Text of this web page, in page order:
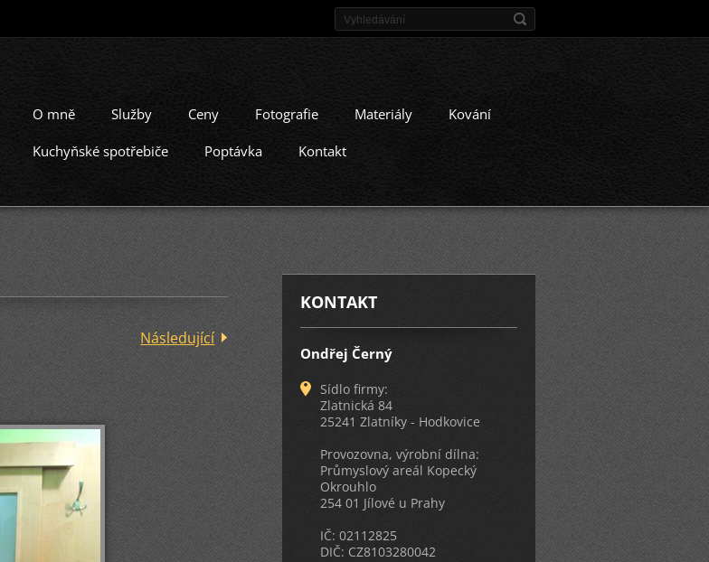
O mně Služby Ceny Fotografie Materiály Kování
Kuchyňské spotřebiče Poptávka Kontakt
Následující
KONTAKT
Ondřej Černý
Sídlo firmy:
Zlatnická 84
25241 Zlatníky - Hodkovice
Provozovna, výrobní dílna:
Průmyslový areál Kopecký
Okrouhlo
254 01 Jílové u Prahy
IČ: 02112825
DIČ: CZ8103280042